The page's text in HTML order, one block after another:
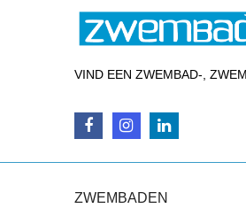
VIND EEN ZWEMBAD-,
ZWEMBADEN